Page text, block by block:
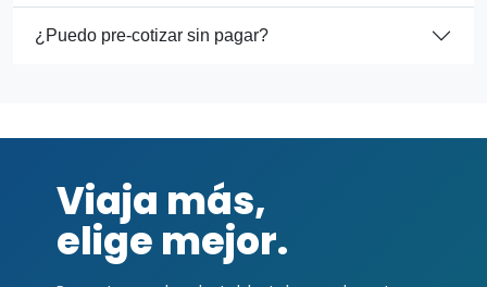
¿Puedo pre-cotizar sin pagar?
Viaja más,
elige mejor.